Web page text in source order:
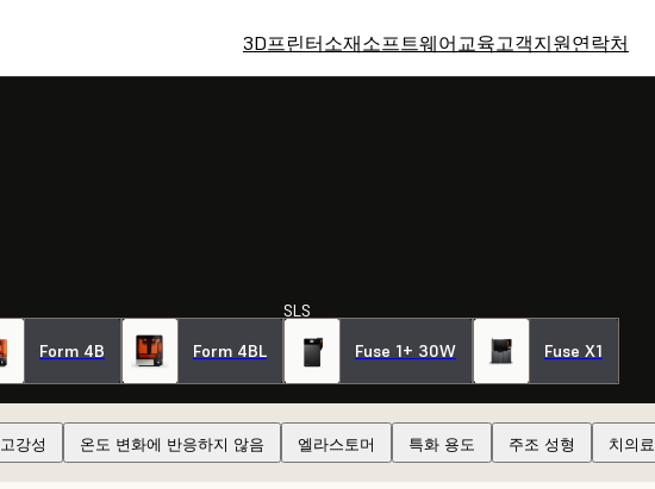
3D프린터소재소프트웨어교육고객지원연락처
Form 4B Form 4BL
SLS
Fuse 1+ 30W
Fuse X1
고강성 온도 변화에 반응하지 않음 엘라스토머 특화 용도 주조 성형 치의료